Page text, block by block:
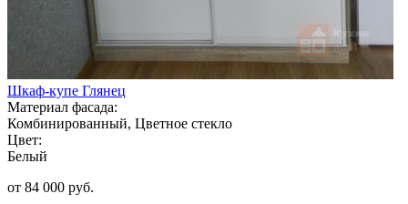
Шкаф-купе Глянец
Материал фасада:
Комбинированный, Цветное стекло
Цвет:
Белый
от 84 000 руб.